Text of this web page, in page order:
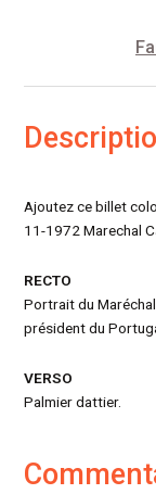
Ajoutez ce billet
11-1972 Marechal
RECTO
Portrait du
président du
VERSO
Palmier dattier.